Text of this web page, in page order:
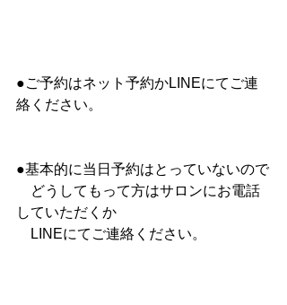
●ご予約はネット予約かLINEにてご連
絡ください。
●基本的に当日予約はとっていないので
どうしてもって方はサロンにお電話
していただくか
LINEにてご連絡ください。